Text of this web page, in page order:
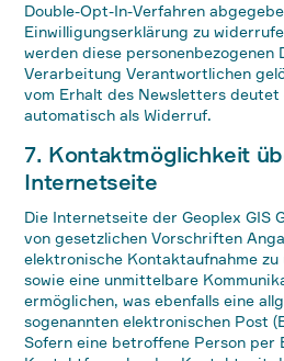
Double-Opt-In-Verfahren
Einwilligungserklärung zu
werden diese personenbezogenen
Verarbeitung Verantwortlichen
vom Erhalt des Newsletters deutet
automatisch als Widerruf.
7. Kontaktmöglichkeit
Internetseite
Die Internetseite der Geoplex GIS
von gesetzlichen Vorschriften
elektronische Kontaktaufnahme zu
sowie eine unmittelbare
ermöglichen, was ebenfalls eine
sogenannten elektronischen Post
Sofern eine betroffene Person per